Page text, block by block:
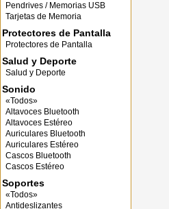
Pendrives / Memorias USB
Tarjetas de Memoria
Protectores de Pantalla
Protectores de Pantalla
Salud y Deporte
Salud y Deporte
Sonido
«Todos»
Altavoces Bluetooth
Altavoces Estéreo
Auriculares Bluetooth
Auriculares Estéreo
Cascos Bluetooth
Cascos Estéreo
Soportes
«Todos»
Antideslizantes